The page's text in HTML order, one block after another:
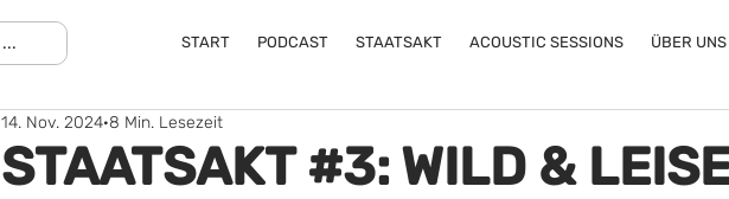
START PODCAST STAATSAKT ACOUSTIC SESSIONS ÜBER UNS
STAATSAKT #3: WILD &
14. Nov. 2024 8 Min. Lesezeit